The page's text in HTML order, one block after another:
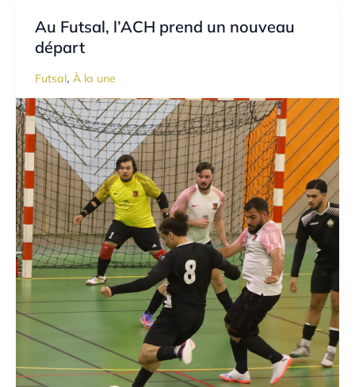
Au Futsal, l’ACH prend un nouveau
départ
Futsal, À la une